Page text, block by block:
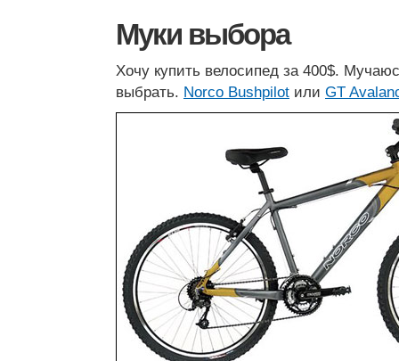
Муки выбора
Хочу купить велосипед за 400$.
выбрать. Norco Bushpilot или GT